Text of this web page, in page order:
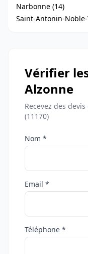
Narbonne (14)
Saint-Antonin-Noble-
Vérifier
Alzonne
Recevez des
(11170)
Nom *
Email *
Téléphone *